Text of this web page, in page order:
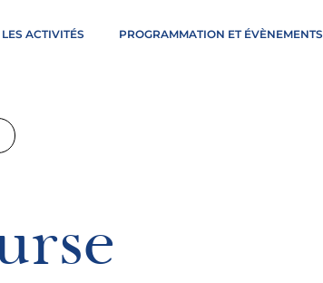
LES ACTIVITÉS PROGRAMMATION ET ÉVÈNEMENTS